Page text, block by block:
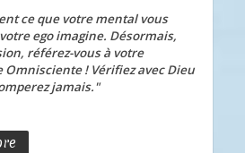
ce que votre mental vous
ego imagine. Désormais,
référez-vous à votre
Omnisciente ! Vérifiez avec Dieu
jamais."